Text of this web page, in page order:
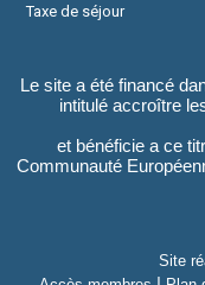
Taxe de séjour
Le site a été financé
intitulé accroître
et bénéficie a ce
Communauté
Site